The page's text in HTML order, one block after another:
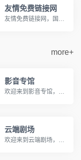
友情免费链接网
友情免费链接网，国内访问量很高的友情链接网。免费发布友情链接收录信息的开放平台。
more+
影音专馆
欢迎来到影音专馆，您的私人免费在线影院。我们提供海量高清电影、电视剧、综艺、动漫及短剧资源，全部支持免费在线观看。在影音专馆，享受无广告、高清流畅的极致观影体验，每日同步更新，是您网络追剧的不二之选。
云端剧场
欢迎来到云端剧场，您的私人免费在线影院。我们提供海量高清电影、电视剧、综艺、动漫及短剧资源，全部支持免费在线观看。在云端剧场，享受无广告、高清流畅的极致观影体验，每日同步更新，是您网络追剧的不二之选。